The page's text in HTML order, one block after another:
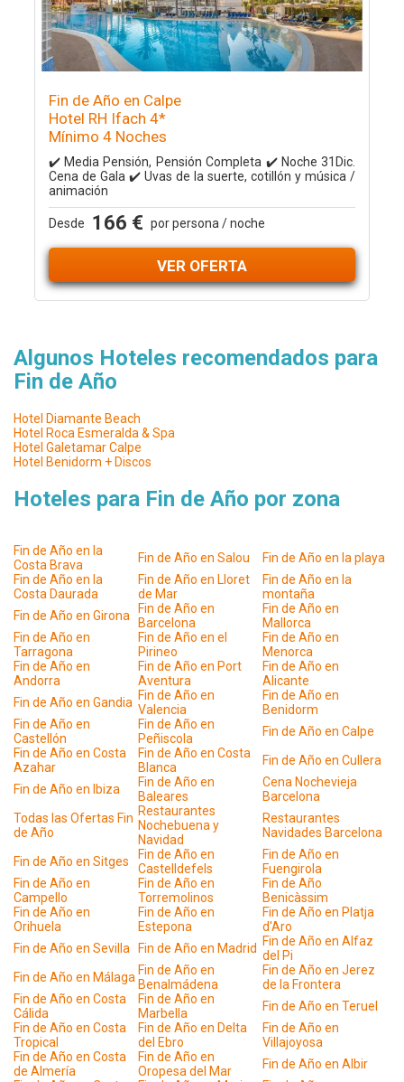
Fin de Año en Calpe
Hotel RH Ifach 4*
Mínimo 4 Noches
✔️ Media Pensión, Pensión Completa ✔️ Noche 31Dic.
Cena de Gala ✔️ Uvas de la suerte, cotillón y música /
animación
Desde 166 € por persona / noche
VER OFERTA
Algunos Hoteles recomendados para
Fin de Año
Hotel Diamante Beach
Hotel Roca Esmeralda & Spa
Hotel Galetamar Calpe
Hotel Benidorm + Discos
Hoteles para Fin de Año por zona
Fin de Año en la
Costa Brava
Fin de Año en Salou
Fin de Año en la playa
Fin de Año en la
Costa Daurada
Fin de Año en Lloret
de Mar
Fin de Año en la
montaña
Fin de Año en Girona
Fin de Año en
Barcelona
Fin de Año en
Mallorca
Fin de Año en
Tarragona
Fin de Año en el
Pirineo
Fin de Año en
Menorca
Fin de Año en
Andorra
Fin de Año en Port
Aventura
Fin de Año en
Alicante
Fin de Año en Gandia Fin de Año en
Valencia
Fin de Año en
Benidorm
Fin de Año en
Castellón
Fin de Año en
Peñiscola
Fin de Año en Calpe
Fin de Año en Costa
Azahar
Fin de Año en Costa
Blanca
Fin de Año en Cullera
Fin de Año en Ibiza
Fin de Año en
Baleares
Cena Nochevieja
Barcelona
Todas las Ofertas Fin
de Año
Restaurantes
Nochebuena y
Navidad
Restaurantes
Navidades Barcelona
Fin de Año en Sitges
Fin de Año en
Castelldefels
Fin de Año en
Fuengirola
Fin de Año en
Campello
Fin de Año en
Torremolinos
Fin de Año
Benicàssim
Fin de Año en
Orihuela
Fin de Año en
Estepona
Fin de Año en Platja
d'Aro
Fin de Año en Sevilla
Fin de Año en Madrid
Fin de Año en Alfaz
del Pi
Fin de Año en Málaga Fin de Año en
Benalmádena
Fin de Año en Jerez
de la Frontera
Fin de Año en Costa
Cálida
Fin de Año en
Marbella
Fin de Año en Teruel
Fin de Año en Costa
Tropical
Fin de Año en Delta
del Ebro
Fin de Año en
Villajoyosa
Fin de Año en Costa
de Almería
Fin de Año en
Oropesa del Mar
Fin de Año en Albir